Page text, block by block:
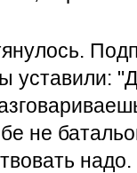
уставили:
не